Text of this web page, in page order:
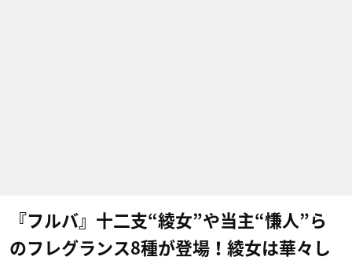
『フルバ』十二支“綾女”や当主“慊人”ら
のフレグランス8種が登場！綾女は華々し